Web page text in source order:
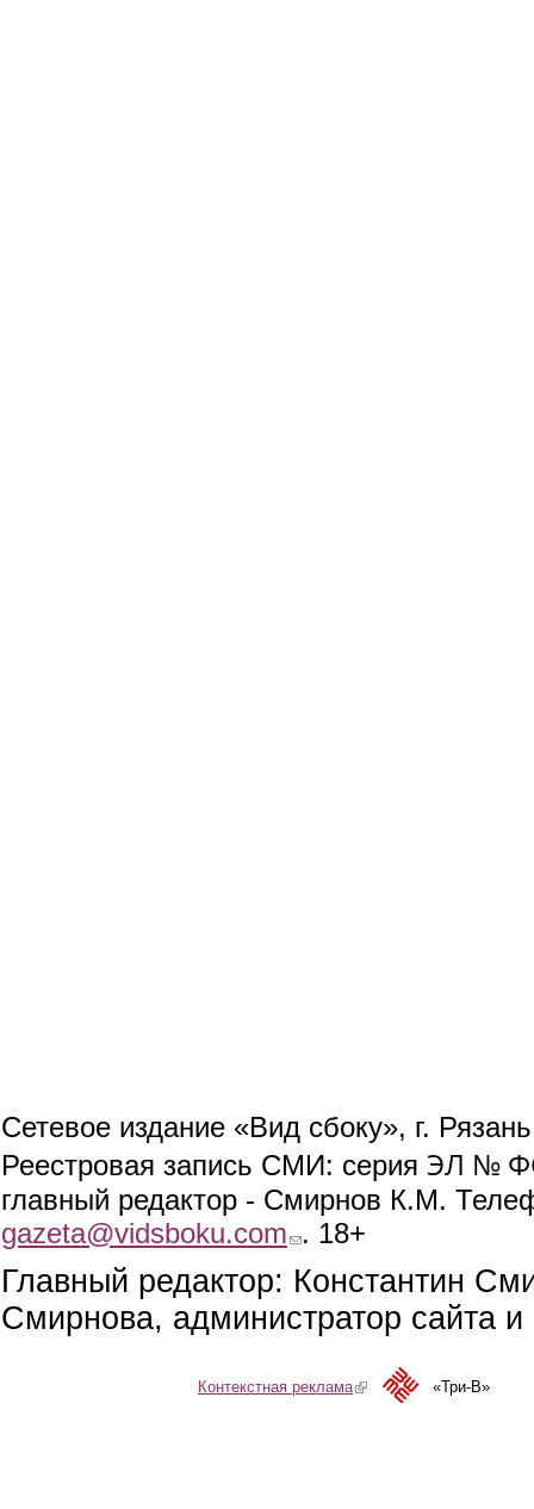
Сетевое издание «Вид сбоку», г.
Реестровая запись СМИ: серия ЭЛ №
главный редактор - Смирнов К.М.
gazeta@vidsboku.com (link sends e-mail)
. 18+
Главный редактор: Константин
Смирнова, администратор сайта
Контекстная реклама(link is external)«Три-В»